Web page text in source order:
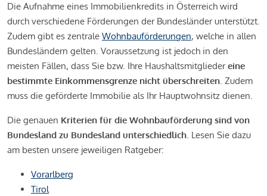
Die Aufnahme eines Immobilienkredits in Österreich wird
durch verschiedene Förderungen der Bundesländer unterstützt.
Zudem gibt es zentrale Wohnbauförderungen, welche in allen
Bundesländern gelten. Voraussetzung ist jedoch in den
meisten Fällen, dass Sie bzw. Ihre Haushaltsmitgliedereine
bestimmte Einkommensgrenze nicht überschreiten. Zudem
muss die geförderte Immobilie als Ihr Hauptwohnsitz dienen.
Die genauen Kriterien für die Wohnbauförderung sind von
Bundesland zu Bundesland unterschiedlich. Lesen Sie dazu
am besten unsere jeweiligen Ratgeber:
Vorarlberg
Tirol